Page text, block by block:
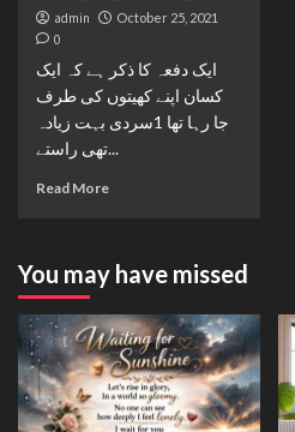
admin October 25, 2021
0
ایک دفعہ کا ذکر ہے کہ ایک
کسان اپنے کھیتوں کی طرف
جا رہا تھا 1سردی بہت زیادہ
تھی راستے...
Read More
You may have missed